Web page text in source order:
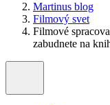
Martinus blog
Filmový svet
Filmové
zabudnete na